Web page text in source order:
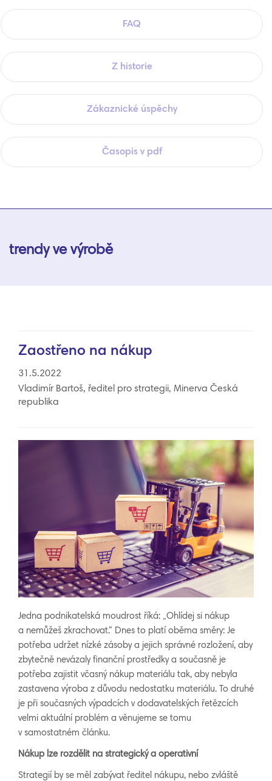
FAQ
Z historie
Zákaznické úspěchy
Časopis v pdf
trendy ve výrobě
Zaostřeno na nákup
31.5.2022
Vladimír Bartoš, ředitel pro strategii, Minerva Česká
republika
Jedna podnikatelská moudrost říká: „Ohlídej si nákup
a nemůžeš zkrachovat.“ Dnes to platí oběma směry: Je
potřeba udržet nízké zásoby a jejich správné rozložení, aby
zbytečně nevázaly finanční prostředky a současně je
potřeba zajistit včasný nákup materiálu tak, aby nebyla
zastavena výroba z důvodu nedostatku materiálu. To druhé
je při současných výpadcích v dodavatelských řetězcích
velmi aktuální problém a věnujeme se tomu
v samostatném článku.
Nákup lze rozdělit na strategický a operativní
Strategií by se měl zabývat ředitel nákupu, nebo zvláště